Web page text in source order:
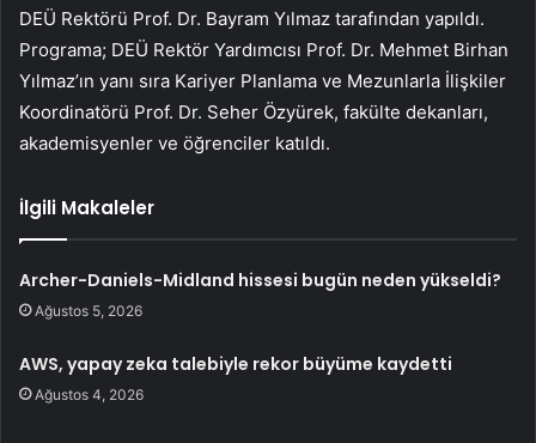
DEÜ Rektörü Prof. Dr. Bayram Yılmaz tarafından yapıldı.
Programa; DEÜ Rektör Yardımcısı Prof. Dr. Mehmet Birhan
Yılmaz’ın yanı sıra Kariyer Planlama ve Mezunlarla İlişkiler
Koordinatörü Prof. Dr. Seher Özyürek, fakülte dekanları,
akademisyenler ve öğrenciler katıldı.
İlgili Makaleler
Archer-Daniels-Midland hissesi bugün neden yükseldi?
Ağustos 5, 2026
AWS, yapay zeka talebiyle rekor büyüme kaydetti
Ağustos 4, 2026